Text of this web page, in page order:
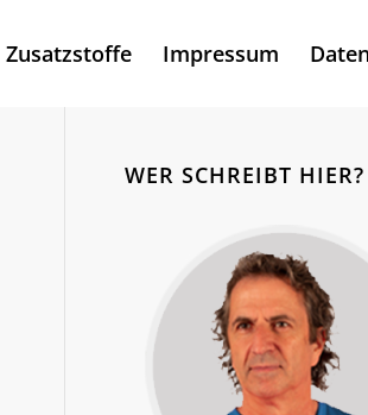
Zusatzstoffe Impressum
WER SCHREIBT HIER?